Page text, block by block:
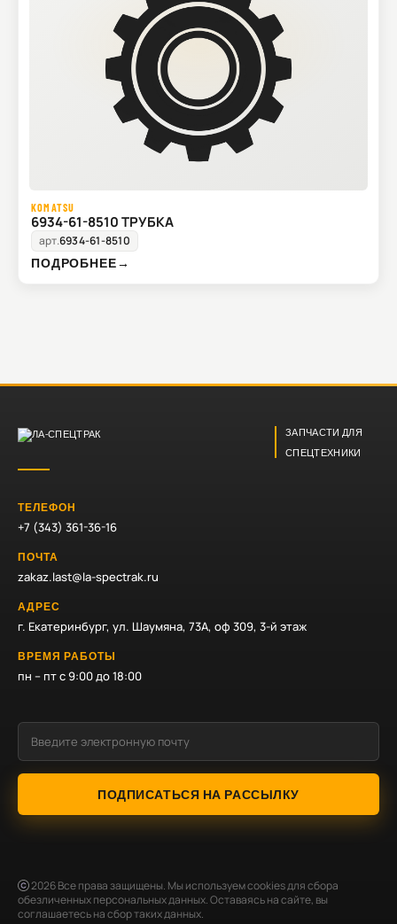
KOMATSU
6934-61-8510 ТРУБКА
арт.6934-61-8510
ПОДРОБНЕЕ→
ЗАПЧАСТИ ДЛЯ
СПЕЦТЕХНИКИ
ТЕЛЕФОН
+7 (343) 361-36-16
ПОЧТА
zakaz.last@la-spectrak.ru
АДРЕС
г. Екатеринбург, ул. Шаумяна, 73А, оф 309, 3-й этаж
ВРЕМЯ РАБОТЫ
пн – пт с 9:00 до 18:00
ПОДПИСАТЬСЯ НА РАССЫЛКУ
2026Все права защищены. Мы используем cookies для сбора
обезличенных персональных данных. Оставаясь на сайте, вы
соглашаетесь на сбор таких данных.